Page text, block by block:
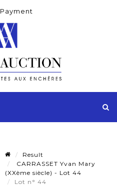
Payment
Result
CARRASSET Yvan Mary
(XXème siècle) - Lot 44
Lot n° 44